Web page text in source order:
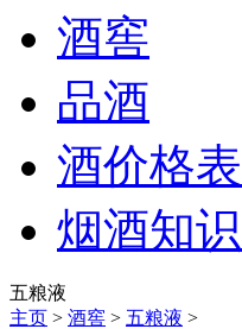
酒窖
品酒
酒价格表
烟酒知识
五粮液
主页 > 酒窖 > 五粮液 >